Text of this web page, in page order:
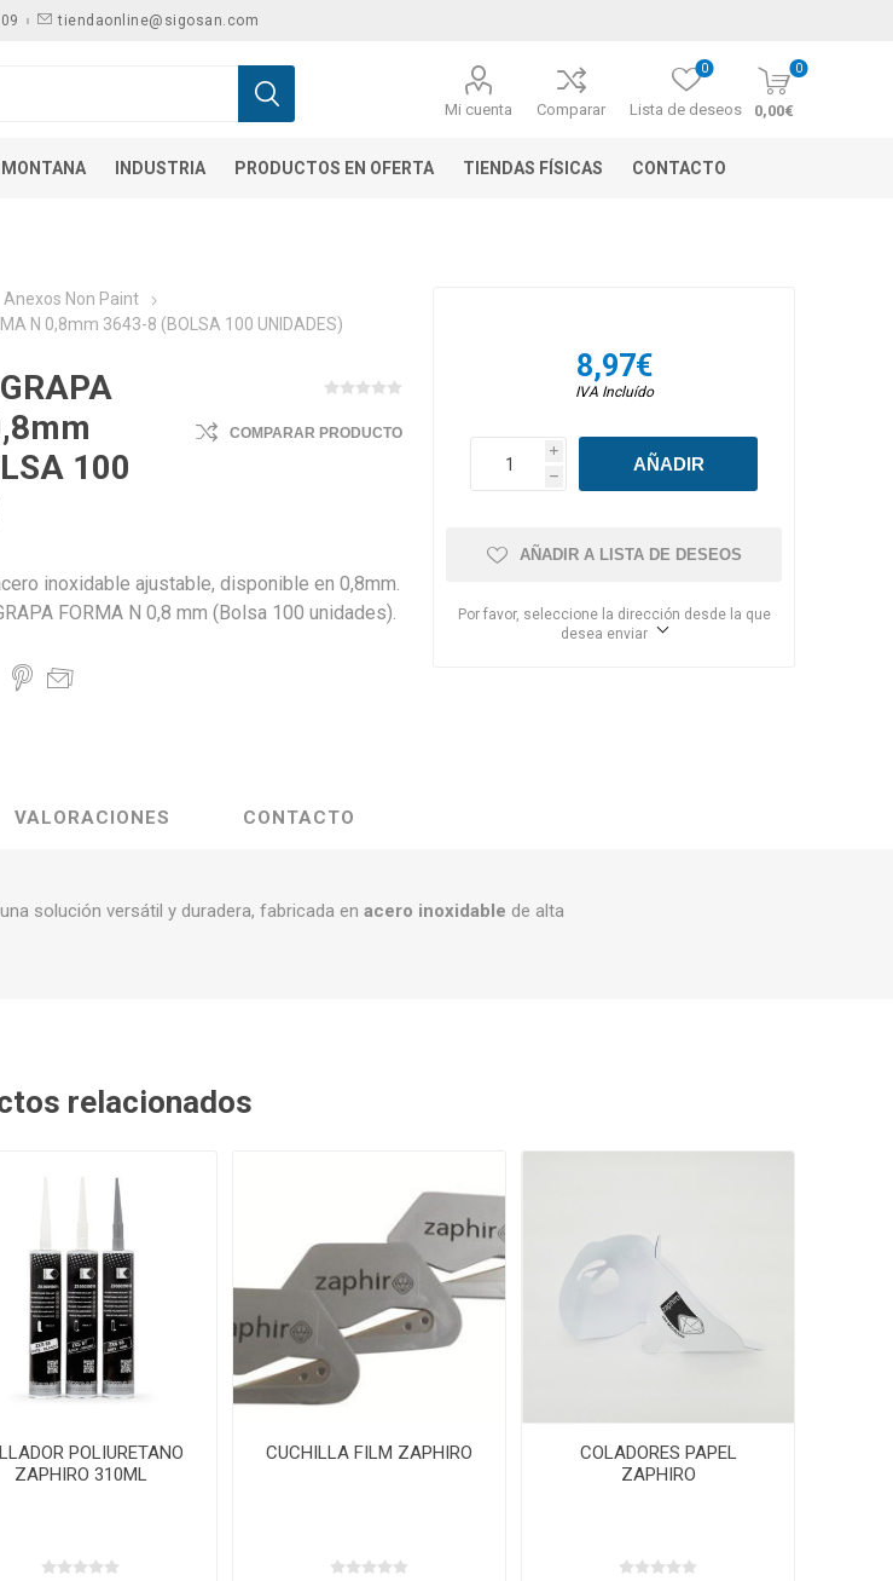
tiendaonline@sigosan.com
Mi cuenta Comparar Lista de deseos
0 0
0,00€
INDUSTRIA PRODUCTOS EN OFERTA TIENDAS FÍSICAS CONTACTO
Anexos Non Paint
N 0,8mm 3643-8 (BOLSA 100 UNIDADES)
100
COMPARAR PRODUCTO
inoxidable ajustable, disponible en 0,8mm.
FORMA N 0,8 mm (Bolsa 100 unidades).
8,97€
IVA Incluído
i
h
AÑADIR A LISTA DE DESEOS
Por favor, seleccione la dirección desde la que
desea enviar
VALORACIONES CONTACTO
solución versátil y duradera, fabricada enacero inoxidable de alta
relacionados
POLIURETANO
ZAPHIRO 310ML
CUCHILLA FILM ZAPHIRO
COLADORES PAPEL
ZAPHIRO